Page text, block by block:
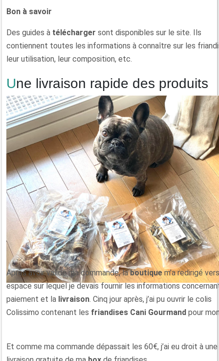
Bon à savoir
Des guides à télécharger sont disponibles sur le site. Ils
contiennent toutes les informations à connaître sur les
leur utilisation, leur composition, etc.
Une livraison rapide des produits
Après avoir validé ma commande, laboutiquem’a redirigé
espace sur lequel je devais fournir les informations
paiement et la livraison. Cinq jour après, j’ai pu ouvrir le colis
Colissimo contenant les friandises Cani Gourmand pour
Et comme ma commande dépassait les 60€, j’ai eu droit à une